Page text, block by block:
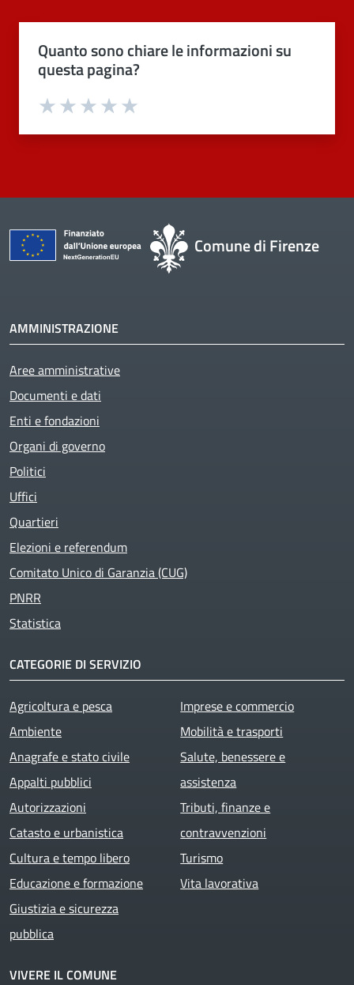
Quanto sono chiare le informazioni su
questa pagina?
Valuta 4 stelle su 5
Valuta 3 stelle su 5
Valuta 2 stelle su 5
Valuta 1 stelle su 5
Comune di Firenze
AMMINISTRAZIONE
Aree amministrative
Documenti e dati
Enti e fondazioni
Organi di governo
Politici
Uffici
Quartieri
Elezioni e referendum
Comitato Unico di Garanzia (CUG)
PNRR
Statistica
CATEGORIE DI SERVIZIO
Agricoltura e pesca
Ambiente
Anagrafe e stato civile
Appalti pubblici
Autorizzazioni
Catasto e urbanistica
Cultura e tempo libero
Educazione e formazione
Giustizia e sicurezza
pubblica
Imprese e commercio
Mobilità e trasporti
Salute, benessere e
assistenza
Tributi, finanze e
contravvenzioni
Turismo
Vita lavorativa
VIVERE IL COMUNE